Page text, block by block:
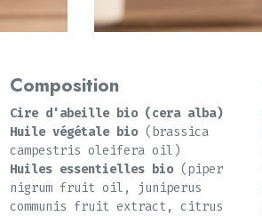
Composition
Cire d'abeille bio (cera alba)
Huile végétale bio(brassica
campestris oleifera oil)
Huiles essentielles bio(piper
nigrum fruit oil, juniperus
communis fruit extract, citrus